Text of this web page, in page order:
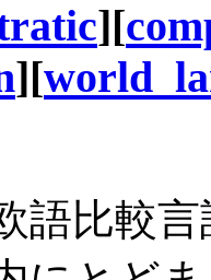
][
][
語比較